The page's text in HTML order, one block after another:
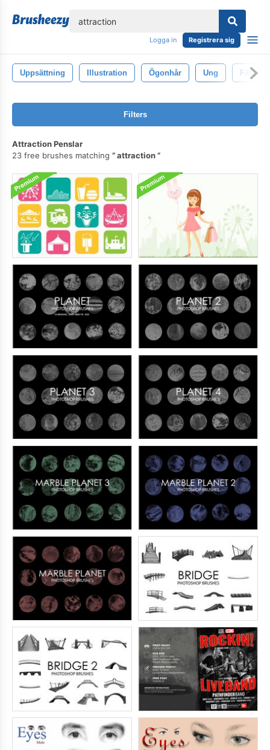
Logga in Registrera sig
Uppsättning Illustration Ögonhår Ung Färg
Filters
Attraction Penslar
23 free brushes matching
attraction